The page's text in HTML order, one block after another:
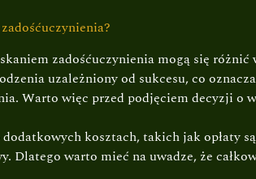
zadośćuczynienia mogą się
uzależniony od sukcesu, co
Warto więc przed podjęciem decyzji o
kosztach, takich jak opłaty
Dlatego warto mieć na uwadze, że